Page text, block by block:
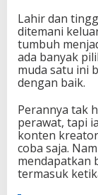
Lahir dan
ditemani
tumbuh
ada banyak
muda satu ini
dengan baik.
Perannya tak
perawat, tapi
konten
coba saja.
mendapatkan
termasuk